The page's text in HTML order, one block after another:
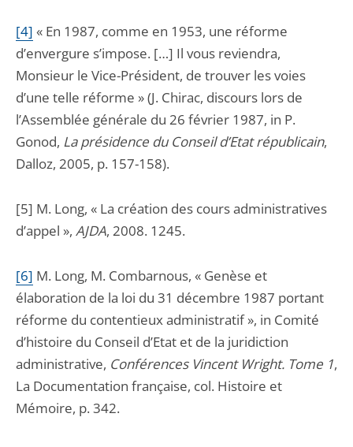
[4] « En 1987, comme en 1953, une réforme
d’envergure s’impose. […] Il vous reviendra,
Monsieur le Vice-Président, de trouver les voies
d’une telle réforme » (J. Chirac, discours lors de
l’Assemblée générale du 26 février 1987, in P.
Gonod, La présidence du Conseil d’Etat républicain,
Dalloz, 2005, p. 157-158).
[5] M. Long, « La création des cours administratives
d’appel », AJDA, 2008. 1245.
[6] M. Long, M. Combarnous, « Genèse et
élaboration de la loi du 31 décembre 1987 portant
réforme du contentieux administratif », in Comité
d’histoire du Conseil d’Etat et de la juridiction
administrative, Conférences Vincent Wright. Tome 1,
La Documentation française, col. Histoire et
Mémoire, p. 342.